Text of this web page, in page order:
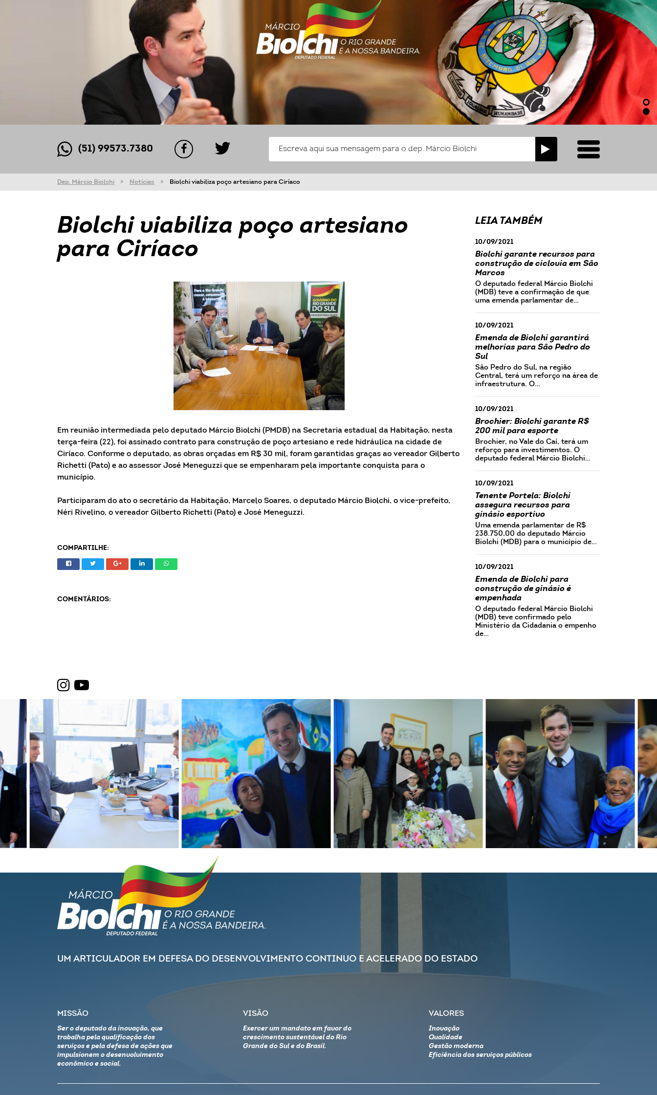
(51) 99573.7380
Dep. Márcio Biolchi Notícias Biolchi viabiliza poço artesiano para Ciríaco
Biolchi viabiliza poço artesiano
para Ciríaco
Em reunião intermediada pelo deputado Márcio Biolchi (PMDB) na Secretaria estadual da Habitação, nesta
terça-feira (22), foi assinado contrato para construção de poço artesiano e rede hidráulica na cidade de
Ciríaco. Conforme o deputado, as obras orçadas em R$ 30 mil, foram garantidas graças ao vereador Gilberto
Richetti (Pato) e ao assessor José Meneguzzi que se empenharam pela importante conquista para o
município.
Participaram do ato o secretário da Habitação, Marcelo Soares, o deputado Márcio Biolchi, o vice-prefeito,
Néri Rivelino, o vereador Gilberto Richetti (Pato) e José Meneguzzi.
COMPARTILHE:
COMENTÁRIOS:
LEIA TAMBÉM
10/09/2021
Biolchi garante recursos para
construção de ciclovia em São
Marcos
O deputado federal Márcio Biolchi
(MDB) teve a confirmação de que
uma emenda parlamentar de…
10/09/2021
Emenda de Biolchi garantirá
melhorias para São Pedro do
Sul
São Pedro do Sul, na região
Central, terá um reforço na área de
infraestrutura. O…
10/09/2021
Brochier: Biolchi garante R$
200 mil para esporte
Brochier, no Vale do Caí, terá um
reforço para investimentos. O
deputado federal Márcio Biolchi…
10/09/2021
Tenente Portela: Biolchi
assegura recursos para
ginásio esportivo
Uma emenda parlamentar de R$
238.750,00 do deputado Márcio
Biolchi (MDB) para o município de…
10/09/2021
Emenda de Biolchi para
construção de ginásio é
empenhada
O deputado federal Márcio Biolchi
(MDB) teve confirmado pelo
Ministério da Cidadania o empenho
de…
UM ARTICULADOR EM DEFESA DO DESENVOLVIMENTO CONTINUO E ACELERADO DO ESTADO
MISSÃO
Ser o deputado da inovação, que
trabalha pela qualificação dos
serviços e pela defesa de ações que
impulsionem o desenvolvimento
econômico e social.
VISÃO
Exercer um mandato em favor do
crescimento sustentável do Rio
Grande do Sul e do Brasil.
VALORES
Inovação
Qualidade
Gestão moderna
Eficiência dos serviços públicos